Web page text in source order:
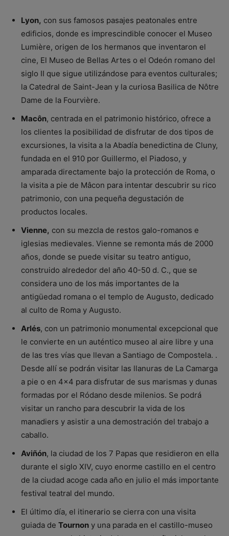
Lyon, con sus famosos pasajes peatonales entre
edificios, donde es imprescindible conocer el Museo
Lumière, origen de los hermanos que inventaron el
cine, El Museo de Bellas Artes o el Odeón romano del
siglo II que sigue utilizándose para eventos culturales;
la Catedral de Saint-Jean y la curiosa Basilica de Nôtre
Dame de la Fourvière.
Macôn, centrada en el patrimonio histórico, ofrece a
los clientes la posibilidad de disfrutar de dos tipos de
excursiones, la visita a la Abadía benedictina de Cluny,
fundada en el 910 por Guillermo, el Piadoso, y
amparada directamente bajo la protección de Roma, o
la visita a pie de Mâcon para intentar descubrir su rico
patrimonio, con una pequeña degustación de
productos locales.
Vienne, con su mezcla de restos galo-romanos e
iglesias medievales. Vienne se remonta más de 2000
años, donde se puede visitar su teatro antiguo,
construido alrededor del año 40-50 d. C., que se
considera uno de los más importantes de la
antigüedad romana o el templo de Augusto, dedicado
al culto de Roma y Augusto.
Arlés, con un patrimonio monumental excepcional que
le convierte en un auténtico museo al aire libre y una
de las tres vías que llevan a Santiago de Compostela. .
Desde allí se podrán visitar las llanuras de La Camarga
a pie o en 4×4 para disfrutar de sus marismas y dunas
formadas por el Ródano desde milenios. Se podrá
visitar un rancho para descubrir la vida de los
manadiers y asistir a una demostración del trabajo a
caballo.
Aviñón, la ciudad de los 7 Papas que residieron en ella
durante el siglo XIV, cuyo enorme castillo en el centro
de la ciudad acoge cada año en julio el más importante
festival teatral del mundo.
El último día, el itinerario se cierra con una visita
guiada de Tournon y una parada en el castillo-museo